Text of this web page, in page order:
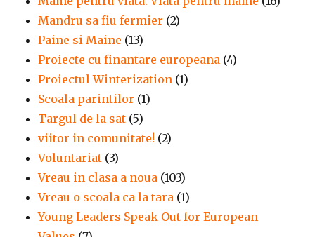
Mandru sa fiu fermier (2)
Paine si Maine (13)
Proiecte cu finantare europeana (4)
Proiectul Winterization (1)
Scoala parintilor (1)
Targul de la sat (5)
viitor in comunitate! (2)
Voluntariat (3)
Vreau in clasa a noua (103)
Vreau o scoala ca la tara (1)
Young Leaders Speak Out for European